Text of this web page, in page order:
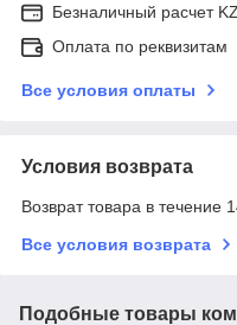
Безналичный расчет
Оплата по реквизитам
Все условия оплаты
Условия возврата
Возврат товара в течение
Все условия возврата
Подобные товары